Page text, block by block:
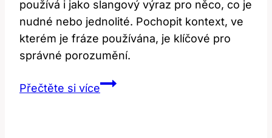
používá i jako slangový výraz pro něco, co je
nudné nebo jednolité. Pochopit kontext, ve
kterém je fráze používána, je klíčové pro
správné porozumění.
Přečtěte si víceMonk: